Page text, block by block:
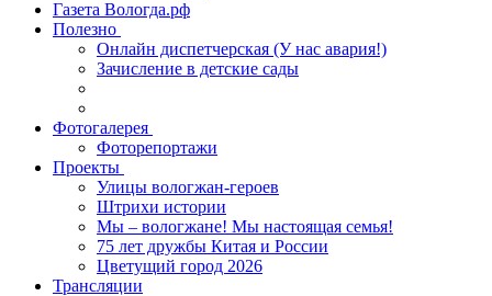
Газета Вологда.рф
Полезно
Онлайн диспетчерская (У нас авария!)
Зачисление в детские сады
Фотогалерея
Фоторепортажи
Проекты
Улицы вологжан-героев
Штрихи истории
Мы – вологжане! Мы настоящая семья!
75 лет дружбы Китая и России
Цветущий город 2026
Трансляции